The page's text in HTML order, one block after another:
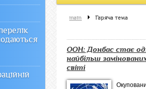
main Гаряча тема
ООН: Донбас стає
найбільш
світі